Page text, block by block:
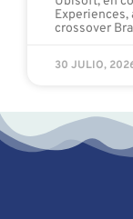
crossover
30 JULIO,